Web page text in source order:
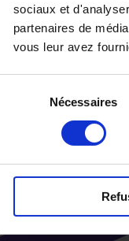
sociaux et
partenaires de
vous leur avez
consentement
Nécessaires